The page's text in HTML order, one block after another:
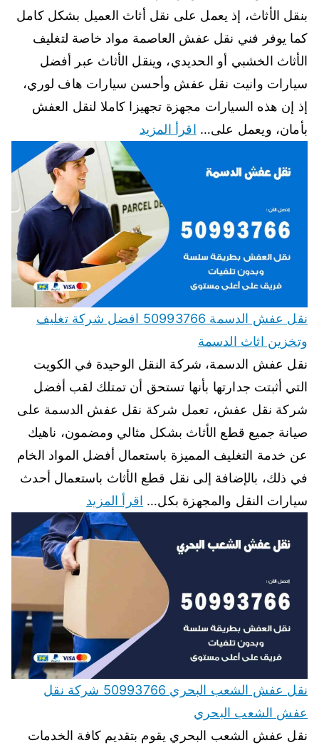
بنقل الأثاث، إذ يعمل على نقل أثاث العميل بشكل كامل
كما يوفر فني نقل عفش العاصمة مواد خاصة لتغليف
الأثاث الخشبي أو الحديدي، وينقل الأثاث عبر أفضل
سيارات وانيت نقل عفش وأحسن سيارات هاف لوري،
إذ إن هذه السيارات مجهزة تجهيزا كاملا لنقل العفش
بأمان، ويعمل على… اقرأ المزيد
نقل عفش الدسمة 50993766 افضل شركة تغليف
وتخزين اثاث الدسمة
نقل عفش الدسمة، شركة النقل الوحيدة في الكويت
التي أثبتت جدارتها بأنها تستحق أن تمتلك لقب أفضل
شركة نقل عفش، تعمل شركة نقل عفش الدسمة على
صيانة جميع قطع الأثاث بشكل مثالي ومضمون، ناهيك
عن خدمة التغليف المميزة باستعمال أفضل المواد الخام
في ذلك، بالإضافة إلى نقل قطع الأثاث باستعمال أحدث
سيارات النقل والمجهزة بكل… اقرأ المزيد
نقل عفش الشعب البحري 50993766 شركة نقل
عفش الشعب البحري
نقل عفش الشعب البحري يقوم بتقديم كافة الخدمات